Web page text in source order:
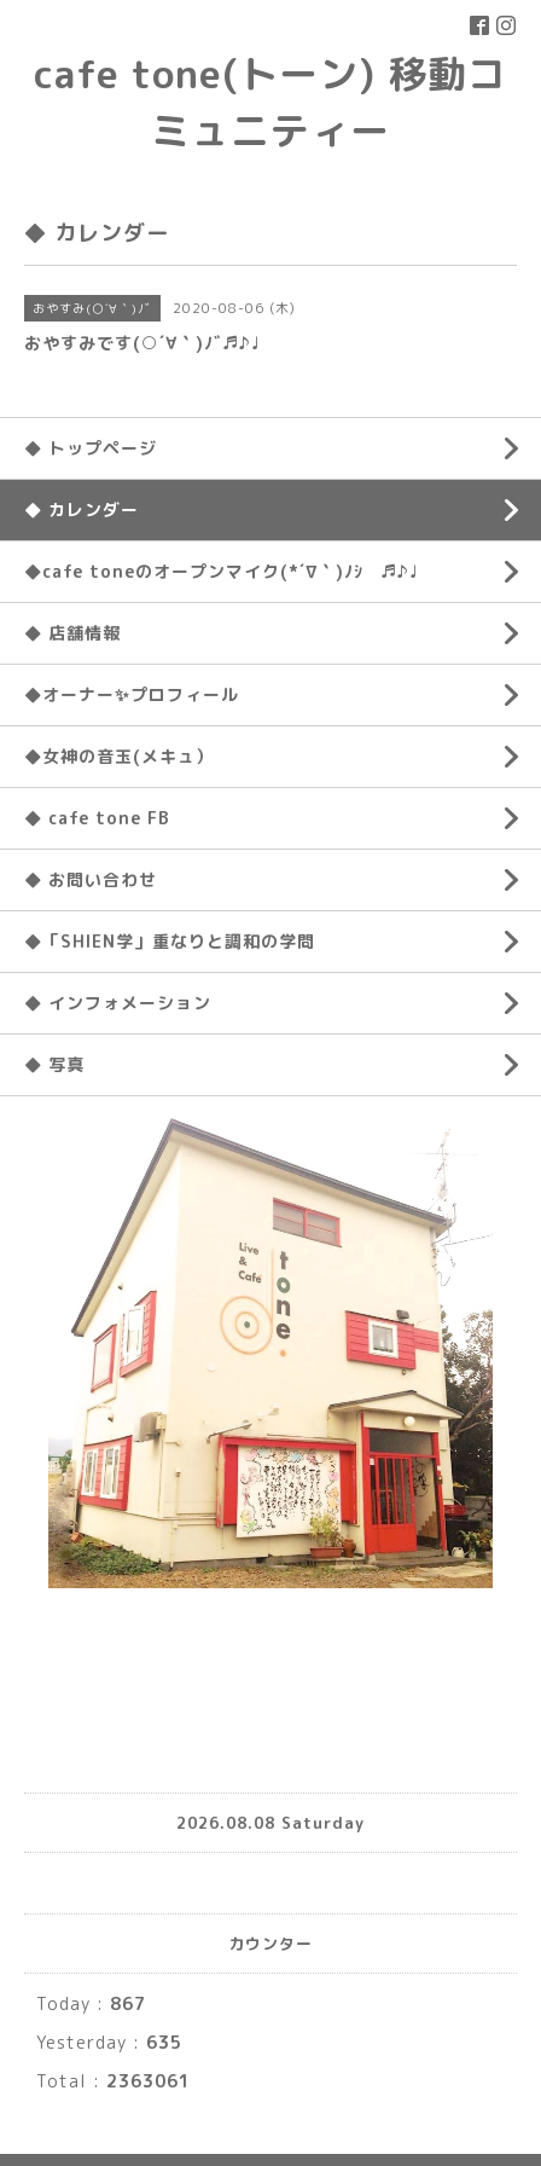
cafe tone(トーン) 移動コ
ミュニティー
◆ カレンダー
おやすみ(○´∀｀)ﾉﾞ 2020-08-06 (木)
おやすみです(○´∀｀)ﾉﾞ♬♪♩
◆ トップページ
◆ カレンダー
◆cafe toneのオープンマイク(*´∇｀)ﾉｼ ♬♪♩
◆ 店舗情報
◆オーナー✨プロフィール
◆女神の音玉(メキュ）
◆ cafe tone FB
◆ お問い合わせ
◆「SHIEN学」重なりと調和の学問
◆ インフォメーション
◆ 写真
2026.08.08 Saturday
カウンター
Today : 867
Yesterday : 635
Total : 2363061